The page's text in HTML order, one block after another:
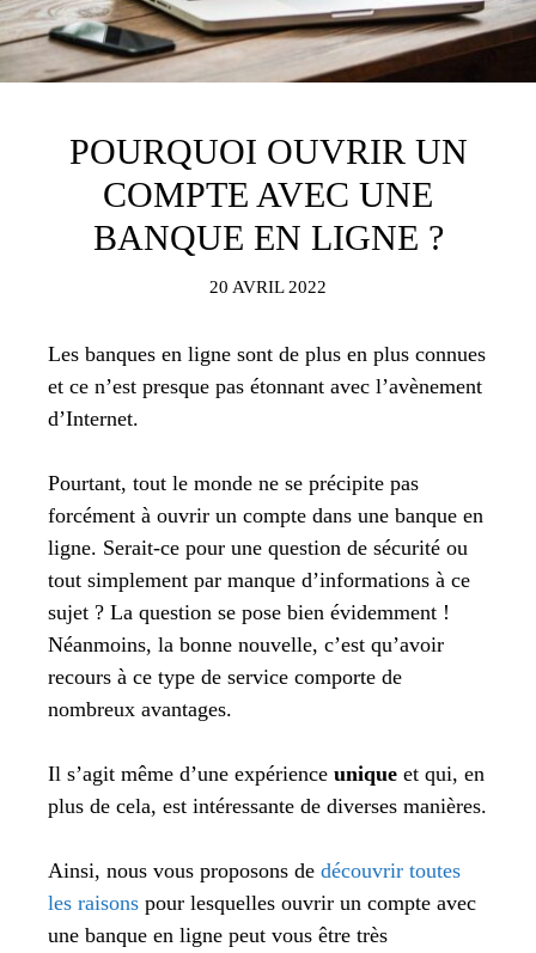
POURQUOI OUVRIR UN
COMPTE AVEC UNE
BANQUE EN LIGNE ?
20 AVRIL 2022
Les banques en ligne sont de plus en plus connues
et ce n’est presque pas étonnant avec l’avènement
d’Internet.
Pourtant, tout le monde ne se précipite pas
forcément à ouvrir un compte dans une banque en
ligne. Serait-ce pour une question de sécurité ou
tout simplement par manque d’informations à ce
sujet ? La question se pose bien évidemment !
Néanmoins, la bonne nouvelle, c’est qu’avoir
recours à ce type de service comporte de
nombreux avantages.
Il s’agit même d’une expérience unique et qui, en
plus de cela, est intéressante de diverses manières.
Ainsi, nous vous proposons de découvrir toutes
les raisons pour lesquelles ouvrir un compte avec
une banque en ligne peut vous être très